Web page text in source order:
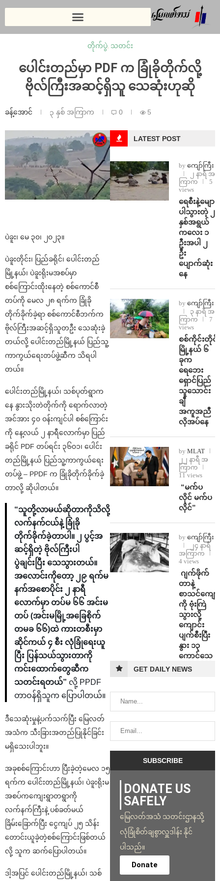
တိုက်ပွဲ, သတင်း
ပေါင်းတည်မှာ PDF က ခြုံခိုတိုက်လို့
ဗိုလ်ကြီးအဆင့်ရှိသူ သေဆုံးဟုဆို
ခန့်အောင် ၃ နှစ် အကြာက 0 5
ပဲခူး၊ မေ ၃၀၊ ၂၀၂၃။
ပဲခူးတိုင်း၊ ပြည်ခရိုင်၊ ပေါင်းတည်
မြို့နယ်၊ ပဲခူးရိုးမအစပ်မှာ
စစ်ကြောင်းထိုးနေတဲ့ စစ်ကောင်စီ
တပ်ကို မေလ ၂၈ ရက်က ခြုံခို
တိုက်ခိုက်ခဲ့ရာ စစ်ကောင်စီဘက်က
ဗိုလ်ကြီးအဆင့်ရှိသူတဦး သေဆုံးခဲ့
တယ်လို့ ပေါင်းတည်မြို့နယ် ပြည်သူ့
ကာကွယ်ရေးတပ်ဖွဲ့ဆီက သိရပါ
တယ်။
ပေါင်းတည်မြို့နယ်၊ သစ်ပုတ်ရွာက
နေ နွားသိုးတဲတိုက်ကို ရောက်လာတဲ့
အင်အား ၄၀ ဝန်းကျင်ပါ စစ်ကြောင်း
ကို နေ့လယ် ၂ နာရီလောက်မှာ ပြည်
ခရိုင် PDF တပ်ရင်း ၃၆၀၁၊ ပေါင်း
တည်မြို့နယ် ပြည်သူ့ကာကွယ်ရေး
တပ်ဖွဲ့ – PPDF က ခြုံခိုတိုက်ခိုက်ခဲ့
တာလို့ ဆိုပါတယ်။
“သူတို့လာမယ်ဆိုတာကိုသိလို့
လက်နက်ငယ်နဲ့ ခြုံခို
တိုက်ခိုက်ခဲ့တာပါ။ ၂ ပွင့်အ
ဆင့်ရှိတဲ့ ဗိုလ်ကြီးပါ
ပွဲချင်းပြီး သေသွားတယ်။
အလောင်းကိုတော့ ၂၉ ရက်မ
နက်အစောပိုင်း ၂ နာရီ
လောက်မှာ တပ်မ ၆၆ အင်းမ
တပ် (အင်းမမြို့အခြေစိုက်
တမခ ၆၆)ထဲ ကားတစီးမှာ
ဆိုင်ကယ် ၄ စီး လုံခြုံရေးယူ
ပြီး ပြန်သယ်သွားတာကို
ကင်းထောက်တွေဆီက
သတင်းရတယ်” လို့ PPDF
တာဝန်ရှိသူက ပြောပါတယ်။
ဒီသေဆုံးမှုနဲ့ပက်သက်ပြီး မြေလတ်
အသံက သီးခြားအတည်ပြုနိုင်ခြင်း
မရှိသေးပါဘူး။
အခုစစ်ကြောင်းဟာ ပြီးခဲ့တဲ့မေလ ၁၅
ရက်က ပေါင်းတည်မြို့နယ်၊ ပဲခူးရိုးမ
အစပ်ကကျေးရွာတရွာကို
လက်နက်ကြီးနဲ့ ပစ်ခတ်မယ်
ခြိမ်းခြောက်ပြီး ငွေကျပ် ၂၅ သိန်း
တောင်းယူခဲ့တဲ့စစ်ကြောင်းဖြစ်တယ်
လို့ သူက ဆက်ပြောပါတယ်။
ဒါ့အပြင် ပေါင်းတည်မြို့နယ်၊ သစ်
LATEST POST
by ကျော်ကြီး
၂ နာရီ အ
ကြာက
5
views
ရေစီးနဲ့မျော
ပါသွားတဲ့ ၂
နှစ်အရွယ်
ကလေး ၁
ဦးအပါ ၂
ဦး
ပျောက်ဆုံး
နေ
by ကျော်ကြီး
၃ နာရီ အ
ကြာက
7
views
စစ်ကိုင်းတိုင်း
မြို့နယ် ၆
ခုက
ရေဘေး
ရှောင်ပြည်
သူသောင်း
ချီ
အကူအညီ
လိုအပ်နေ
by MLAT
၂၂ နာရီ အ
ကြာက
11 views
⁨ ⁨“မက်ပ
လိုင် မက်ပ
လိုင်”
by ကျော်ကြီး
၂၄ နာရီ
အကြာက
4 views
⁨⁩ ⁨ဂျက်ဖိုက်
တာနဲ့
စာသင်ကျော
ကို ဗုံးကြဲ
သွားလို့
ကျောင်း
ပျက်စီးပြီး
နွား ၁၃
ကောင်သေ
GET DAILY NEWS
DONATE US
SAFELY
မြေလတ်အသံ သတင်းဌာနသို့
လုံခြုံစိတ်ချစွာလှူဒါန်း နိုင်
ပါသည်။
Donate